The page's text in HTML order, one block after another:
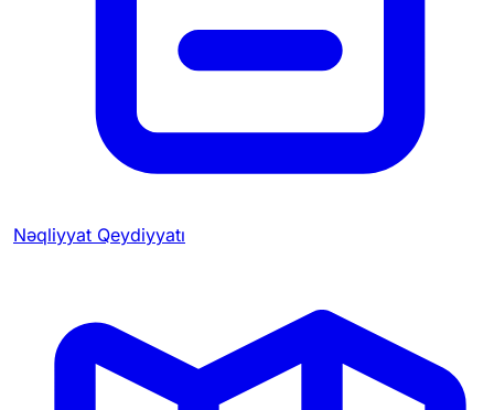
Nəqliyyat Qeydiyyatı